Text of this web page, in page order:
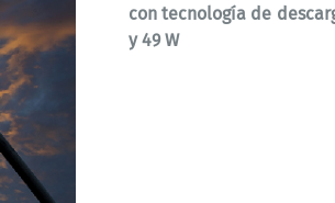
con tecnología de
y 49 W